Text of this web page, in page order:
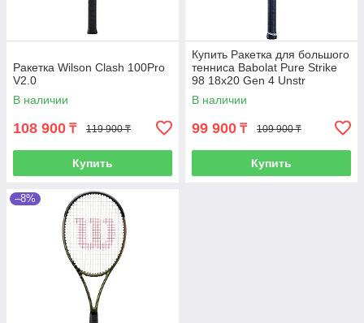
Ракетка Wilson Clash 100Pro
V2.0
В наличии
108 900 ₸ 119 900 ₸
Купить
Купить Ракетка для большого
тенниса Babolat Pure Strike
98 18x20 Gen 4 Unstr
В наличии
99 900 ₸ 109 900 ₸
Купить
–8%